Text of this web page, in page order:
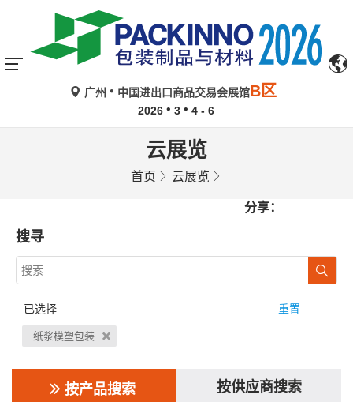
广州 中国进出口商品交易会展馆B区
2026 3 4 - 6
云展览
首页 云展览
分享：
搜寻
已选择 重置
纸浆模塑包装
按产品搜索 按供应商搜索